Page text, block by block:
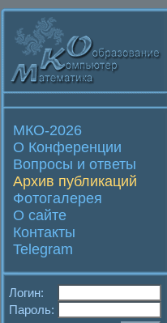
МКО-2026
О Конференции
Вопросы и ответы
Архив публикаций
Фотогалерея
О сайте
Контакты
Telegram
Логин:
Пароль: